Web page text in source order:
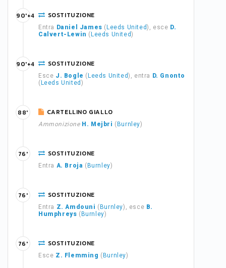
SOSTITUZIONE
Entra Daniel James ( Leeds United), esce D.
Calvert-Lewin ( Leeds United)
90'+4
SOSTITUZIONE
Esce J. Bogle ( Leeds United), entra
D. Gnonto
( Leeds United )
90'+4
CARTELLINO GIALLO
Ammonizione H. Mejbri ( Burnley)
88'
SOSTITUZIONE
Entra A. Broja ( Burnley)
76'
SOSTITUZIONE
Entra Z. Amdouni ( Burnley), esce B.
Humphreys ( Burnley)
76'
SOSTITUZIONE
Esce Z. Flemming ( Burnley)
76'